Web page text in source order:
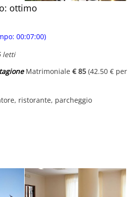
ottimo
00:07:00)
letti
Matrimoniale € 85 (42.50 € per
ristorante, parcheggio